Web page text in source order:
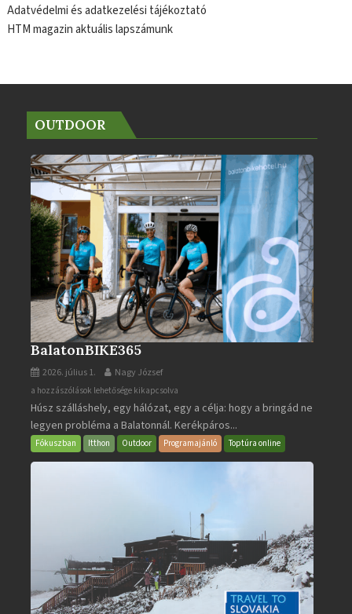
Adatvédelmi és adatkezelési tájékoztató
HTM magazin aktuális lapszámunk
OUTDOOR
BalatonBIKE365
2026. július 1. Nagy József
BalatonBIKE365
bejegyzéshez
a hozzászólások lehetősége kikapcsolva
Húsz szálláshely, egy hálózat, egy a célja: hogy a bringád ne
legyen probléma a Balatonnál. Kerékpáros...
Fókuszban Itthon Outdoor Programajánló Toptúra online